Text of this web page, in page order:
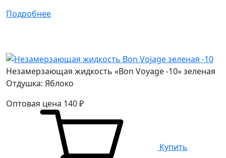
Подробнее
Незамерзающая жидкость «Bon Voyage -10» зеленая
Отдушка: Яблоко
Оптовая цена 140₽
Купить